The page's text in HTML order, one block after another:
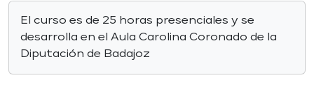
El curso es de 25 horas presenciales y se
desarrolla en el Aula Carolina Coronado de la
Diputación de Badajoz